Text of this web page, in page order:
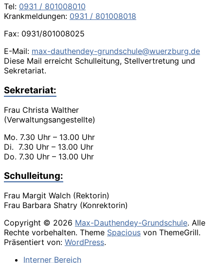
Tel: 0931 / 801008010
Krankmeldungen: 0931 / 801008018
Fax: 0931/801008025
E-Mail: max-dauthendey-grundschule@wuerzburg.de
Diese Mail erreicht Schulleitung, Stellvertretung und
Sekretariat.
Sekretariat:
Frau Christa Walther
(Verwaltungsangestellte)
Mo. 7.30 Uhr – 13.00 Uhr
Di. 7.30 Uhr – 13.00 Uhr
Do. 7.30 Uhr – 13.00 Uhr
Schulleitung:
Frau Margit Walch (Rektorin)
Frau Barbara Shatry (Konrektorin)
Copyright © 2026 Max-Dauthendey-Grundschule. Alle
Rechte vorbehalten. Theme Spacious von ThemeGrill.
Präsentiert von: WordPress.
Interner Bereich